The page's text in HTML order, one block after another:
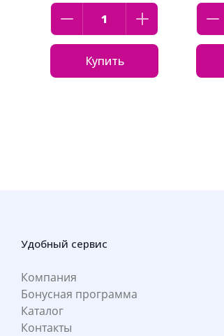
Купить
Удобный сервис
Компания
Бонусная программа
Каталог
Контакты